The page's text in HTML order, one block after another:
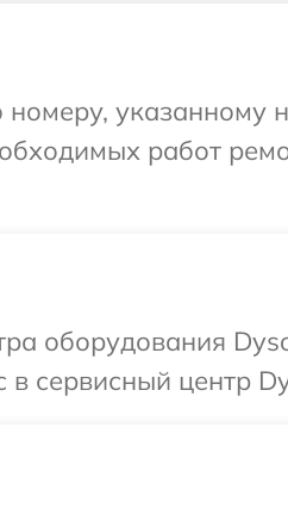
указанному
работ
оборудования
в сервисный центр